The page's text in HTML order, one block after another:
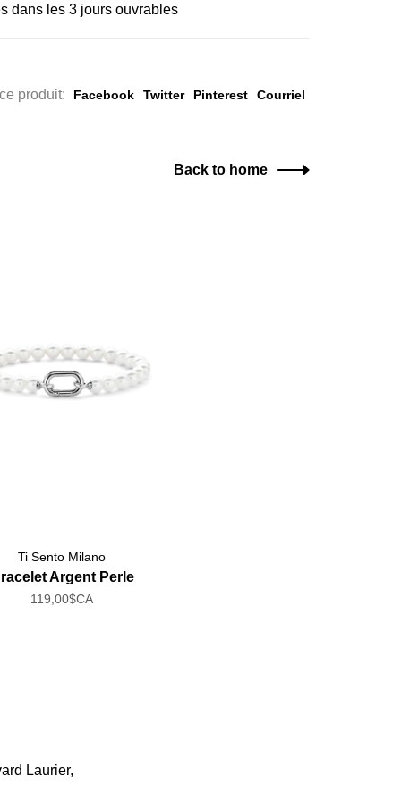
dans les 3 jours ouvrables
produit: Facebook Twitter Pinterest Courriel
Back to home
Ti Sento Milano
Argent Perle
119,00$CA
Laurier,